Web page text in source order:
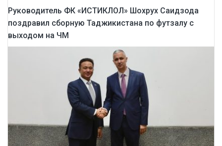
Руководитель ФК «ИСТИКЛОЛ» Шохрух Саидзода
поздравил сборную Таджикистана по футзалу с
выходом на ЧМ